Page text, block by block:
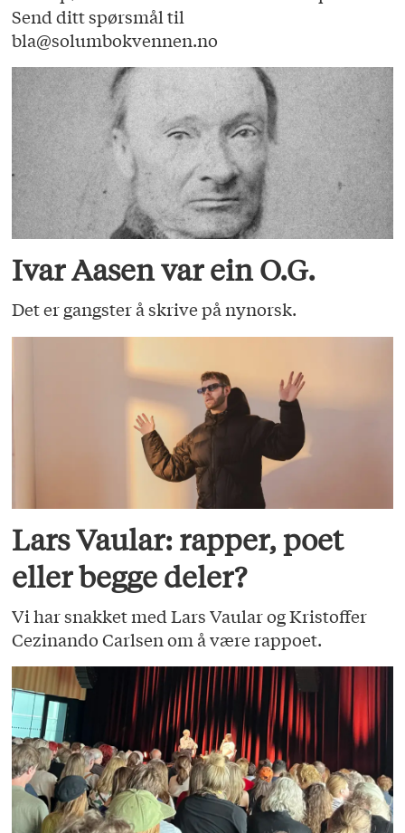
Send ditt spørsmål til
bla@solumbokvennen.no
Ivar Aasen var ein O.G.
Det er gangster å skrive på nynorsk.
Lars Vaular: rapper, poet
eller begge deler?
Vi har snakket med Lars Vaular og Kristoffer
Cezinando Carlsen om å være rappoet.